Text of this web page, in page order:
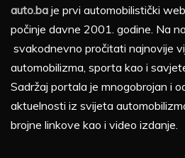
auto.ba je prvi automobilistički
počinje davne 2001. godine. Na
svakodnevno pročitati najnovije
automobilizma, sporta kao i
Sadržaj portala je mnogobrojan i
aktuelnosti iz svijeta
brojne linkove kao i video izdanje.